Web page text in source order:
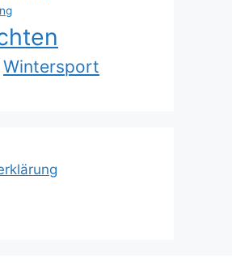
Wintersport